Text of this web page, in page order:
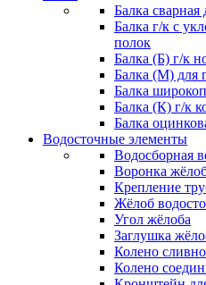
Балка сварная
Балка г/к с
полок
Балка (Б) г/к
Балка (М) для
Балка
Балка (К) г/к
Балка
Водосточные элементы
Водосборная
Воронка
Крепление
Жёлоб
Угол жёлоба
Заглушка
Колено
Колено